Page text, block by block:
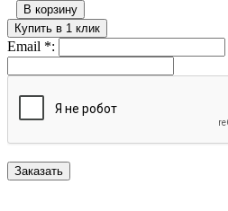
В корзину
Купить в 1 клик
Email *: